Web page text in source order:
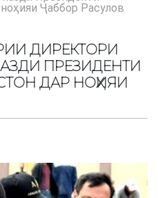
Ҷаббор Расулов
ДИРЕКТОРИ
ПРЕЗИДЕНТИ
ДАР НОҲИЯИ